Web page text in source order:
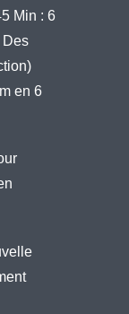
Min : 6
Des
en 6